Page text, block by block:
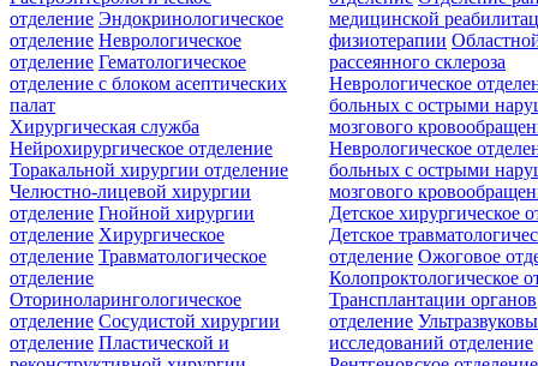
отделение Эндокринологическое
отделение Неврологическое
отделение Гематологическое
отделение c блоком асептических
палат
медицинской
физиотерапии
рассеянного склероза
Неврологическое
больных с острыми
мозгового
Неврологическое
больных с острыми
мозгового
Хирургическая служба
Нейрохирургическое отделение
Торакальной хирургии отделение
Челюстно-лицевой хирургии
отделение Гнойной хирургии
отделение Хирургическое
отделение Травматологическое
отделение
Оториноларингологическое
отделение Сосудистой хирургии
отделение Пластической и
Детское хирургическое
Детское
отделение Ожоговое
Колопроктологическое
Трансплантации органов
отделение
исследований отделение